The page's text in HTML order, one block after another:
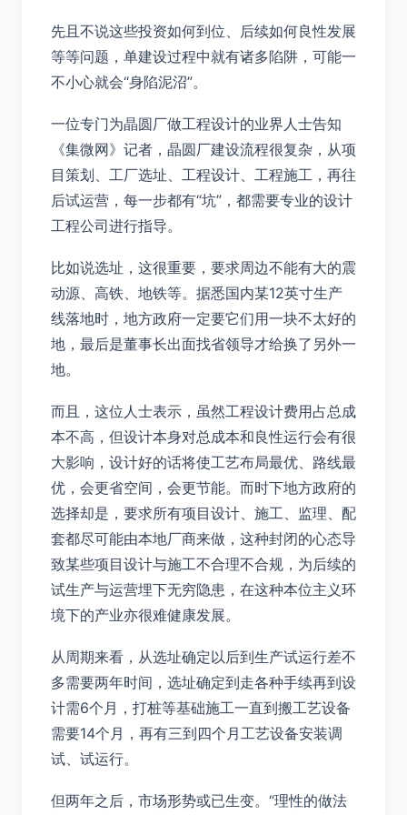
先且不说这些投资如何到位、后续如何良性发展
等等问题，单建设过程中就有诸多陷阱，可能一
不小心就会“身陷泥沼”。
一位专门为晶圆厂做工程设计的业界人士告知
《集微网》记者，晶圆厂建设流程很复杂，从项
目策划、工厂选址、工程设计、工程施工，再往
后试运营，每一步都有“坑”，都需要专业的设计
工程公司进行指导。
比如说选址，这很重要，要求周边不能有大的震
动源、高铁、地铁等。据悉国内某12英寸生产
线落地时，地方政府一定要它们用一块不太好的
地，最后是董事长出面找省领导才给换了另外一
地。
而且，这位人士表示，虽然工程设计费用占总成
本不高，但设计本身对总成本和良性运行会有很
大影响，设计好的话将使工艺布局最优、路线最
优，会更省空间，会更节能。而时下地方政府的
选择却是，要求所有项目设计、施工、监理、配
套都尽可能由本地厂商来做，这种封闭的心态导
致某些项目设计与施工不合理不合规，为后续的
试生产与运营埋下无穷隐患，在这种本位主义环
境下的产业亦很难健康发展。
从周期来看，从选址确定以后到生产试运行差不
多需要两年时间，选址确定到走各种手续再到设
计需6个月，打桩等基础施工一直到搬工艺设备
需要14个月，再有三到四个月工艺设备安装调
试、试运行。
但两年之后，市场形势或已生变。“理性的做法